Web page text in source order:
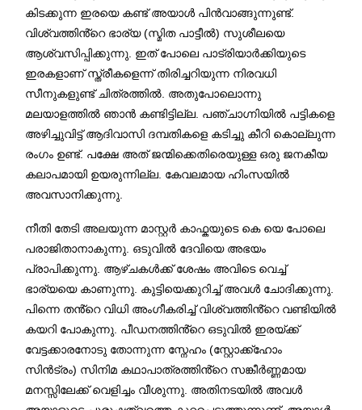
കിടക്കുന്ന ഇരയെ കണ്ട് അയാൾ പിൻവാങ്ങുന്നുണ്ട്.
വിശ്വത്തിൻ്റെ ഭാര്യ (സ്മിത പാട്ടീൽ) സുശീലയെ
ആശ്വസിപ്പിക്കുന്നു. ഇത് പോലെ പാട്രിയാർക്കിയുടെ
ഇരകളാണ് സ്ത്രീകളെന്ന് തിരിച്ചറിയുന്ന നിരവധി
സീനുകളുണ്ട് ചിത്രത്തിൽ. അതുപോലൊന്നു
മലയാളത്തിൽ ഞാൻ കണ്ടിട്ടില്ല. പഞ്ചാഗ്നിയിൽ പട്ടികളെ
അഴിച്ചുവിട്ട് ആദിവാസി ദമ്പതികളെ കടിച്ചു കീറി കൊല്ലുന്ന
രംഗം ഉണ്ട്. പക്ഷേ അത് ജന്മിക്കെതിരെയുള്ള ഒരു ജനകീയ
കലാപമായി ഉയരുന്നില്ല. കേവലമായ ഹിംസയിൽ
അവസാനിക്കുന്നു.
നീതി തേടി അലയുന്ന മാസ്റ്റർ കാഫ്കയുടെ കെ യെ പോലെ
പരാജിതാനാകുന്നു. ഒടുവിൽ ദേവിയെ അഭയം
പ്രാപിക്കുന്നു. ആഴ്ചകൾക്ക് ശേഷം അവിടെ വെച്ച്
ഭാര്യയെ കാണുന്നു. കുട്ടിയെക്കുറിച്ച് അവൾ ചോദിക്കുന്നു.
പിന്നെ തൻ്റെ വിധി അംഗീകരിച്ച് വിശ്വത്തിൻ്റെ വണ്ടിയിൽ
കയറി പോകുന്നു. പീഡനത്തിൻ്റെ ഒടുവിൽ ഇരയ്ക്ക്
വേട്ടക്കാരനോടു തോന്നുന്ന സ്നേഹം (സ്റ്റോക്ക്ഹോം
സിൻട്രം) സിനിമ കഥാപാത്രത്തിൻ്റെ സങ്കീർണ്ണമായ
മനസ്സിലേക്ക് വെളിച്ചം വീശുന്നു. അതിനടയിൽ അവൾ